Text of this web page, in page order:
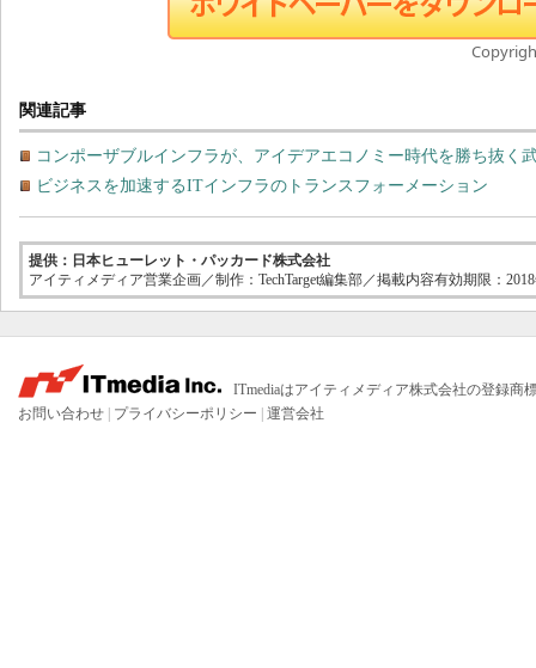
関連記事
コンポーザブルインフラが、アイデアエコノミー時代を勝ち抜く
ビジネスを加速するITインフラのトランスフォーメーション
提供：日本ヒューレット・パッカード株式会社
アイティメディア営業企画／制作：TechTarget編集部／掲載内容有効期限：
ITmediaはアイティメディア株式会社の登録商
お問い合わせ
プライバシーポリシー 運営会社